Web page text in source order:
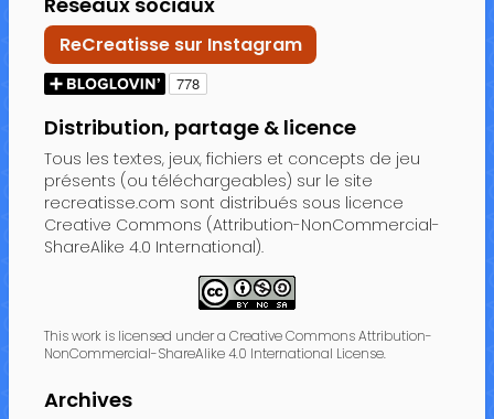
ReCreatisse sur Instagram
Distribution, partage & licence
Tous les textes, jeux, fichiers et concepts de jeu
présents (ou téléchargeables) sur le site
recreatisse.com sont distribués sous licence
Creative Commons (Attribution-NonCommercial-
ShareAlike 4.0 International).
This work is licensed under a Creative Commons Attribution-
NonCommercial-ShareAlike 4.0 International License.
Archives